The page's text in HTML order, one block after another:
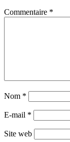
Commentaire *
Nom *
E-mail *
Site web